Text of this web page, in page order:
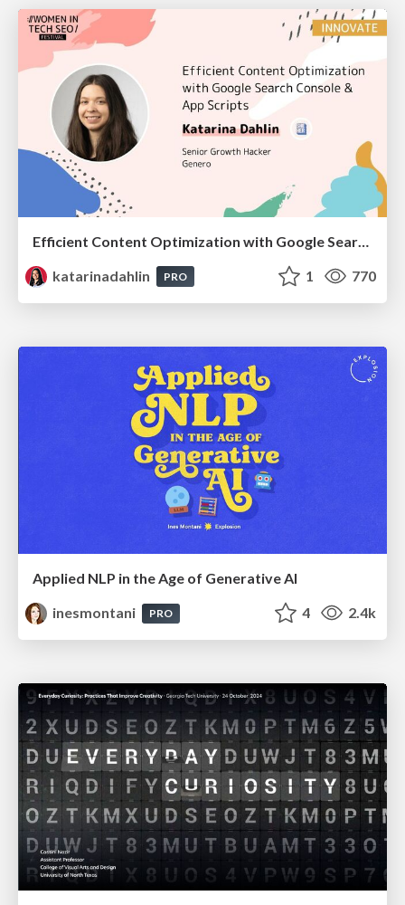
katarinadahlin
PRO 1 770
Applied NLP in the Age of Generative AI
inesmontani
PRO 4 2.4k